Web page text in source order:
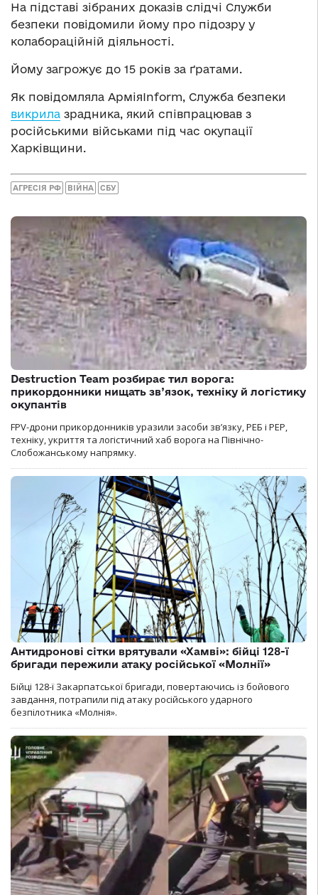
На підставі зібраних доказів слідчі Служби
безпеки повідомили йому про підозру у
колабораційній діяльності.
Йому загрожує до 15 років за ґратами.
Як повідомляла АрміяInform, Служба безпеки
викрила зрадника, який співпрацював з
російськими військами під час окупації
Харківщини.
АГРЕСІЯ РФ ВІЙНА СБУ
Destruction Team розбирає тил ворога:
прикордонники нищать зв’язок, техніку й логістику
окупантів
FPV-дрони прикордонників уразили засоби зв’язку, РЕБ і РЕР,
техніку, укриття та логістичний хаб ворога на Північно-
Слобожанському напрямку.
Антидронові сітки врятували «Хамві»: бійці 128-ї
бригади пережили атаку російської «Молнії»
Бійці 128-ї Закарпатської бригади, повертаючись із бойового
завдання, потрапили під атаку російського ударного
безпілотника «Молнія».